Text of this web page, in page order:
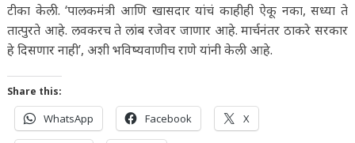
टीका केली. ‘पालकमंत्री आणि खासदार यांचं काहीही ऐकू नका, सध्या ते
तात्पुरते आहे. लवकरच ते लांब रजेवर जाणार आहे. मार्चनंतर ठाकरे सरकार
हे दिसणार नाही’, अशी भविष्यवाणीच राणे यांनी केली आहे.
Share this:
WhatsApp Facebook X